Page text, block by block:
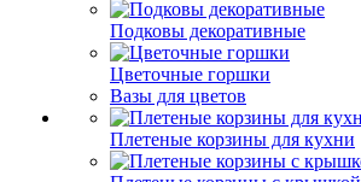
Подковы декоративные
Цветочные горшки
Вазы для цветов
Плетеные корзины для кухни